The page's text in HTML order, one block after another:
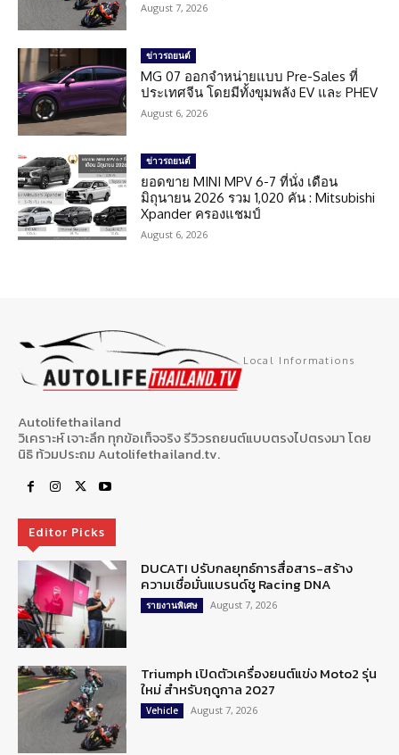
August 7, 2026
ข่าวรถยนต์
MG 07 ออกจำหน่ายแบบ Pre-Sales ที่
ประเทศจีน โดยมีทั้งขุมพลัง EV และ PHEV
August 6, 2026
ข่าวรถยนต์
ยอดขาย MINI MPV 6-7 ที่นั่ง เดือน
มิถุนายน 2026 รวม 1,020 คัน : Mitsubishi
Xpander ครองแชมป์
August 6, 2026
Local Informations
Autolifethailand
วิเคราะห์ เจาะลึก ทุกข้อเท็จจริง รีวิวรถยนต์แบบตรงไปตรงมา โดย
นิธิ ท้วมประถม Autolifethailand.tv.
Editor Picks
DUCATI ปรับกลยุทธ์การสื่อสาร-สร้าง
ความเชื่อมั่นแบรนด์ชู Racing DNA
รายงานพิเศษ August 7, 2026
Triumph เปิดตัวเครื่องยนต์แข่ง Moto2 รุ่น
ใหม่ สำหรับฤดูกาล 2027
Vehicle August 7, 2026